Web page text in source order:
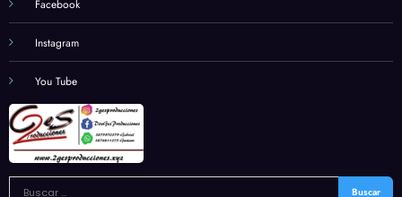
Facebook
Instagram
You Tube